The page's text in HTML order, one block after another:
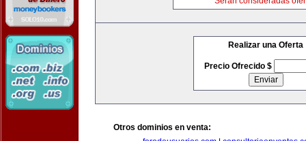
Realizar una Oferta
Precio Ofrecido $
Otros dominios en venta: